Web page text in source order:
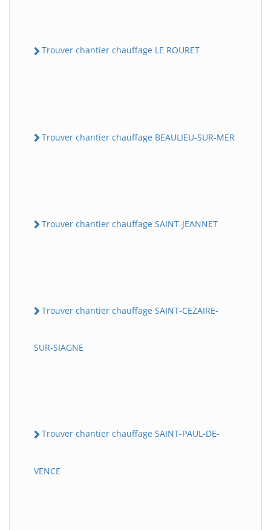
Trouver chantier chauffage LE ROURET
Trouver chantier chauffage BEAULIEU-SUR-MER
Trouver chantier chauffage SAINT-JEANNET
Trouver chantier chauffage SAINT-CEZAIRE-
SUR-SIAGNE
Trouver chantier chauffage SAINT-PAUL-DE-
VENCE